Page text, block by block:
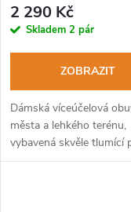
2 290 Kč
Skladem 2 pár
ZOBRAZIT
Dámská víceúčelová
města a lehkého terénu,
vybavená skvěle tlumící
Vibram.